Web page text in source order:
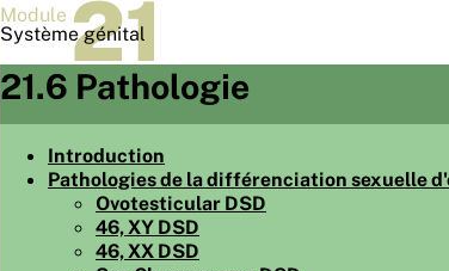
Module 21
Système génital
21.6 Pathologie
Introduction
Pathologies de la différenciation sexuelle
Ovotesticular DSD
46, XY DSD
46, XX DSD